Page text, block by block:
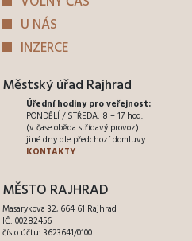
U NÁS
INZERCE
Městský úřad Rajhrad
Úřední hodiny pro veřejnost:
PONDĚLÍ / STŘEDA: 8 – 17 hod.
(v čase oběda střídavý provoz)
jiné dny dle předchozí domluvy
KONTAKTY
MĚSTO RAJHRAD
Masarykova 32, 664 61 Rajhrad
IČ: 00282456
číslo účtu: 3623641/0100